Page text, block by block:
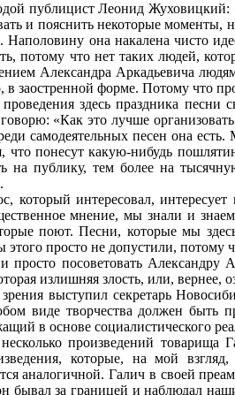
публицист Леонид Жуховицкий:
и пояснить некоторые моменты,
Наполовину она накалена чисто
потому что нет таких людей,
Александра Аркадьевича
форме. Потому что
здесь праздника песни
«Как это лучше
самодеятельных песен она
что понесут какую-нибудь
на публику, тем более на
который интересовал,
мнение, мы знали и
поют. Песни, которые мы
просто не допустили, потому
посоветовать Александру
излишняя злость, или, вернее,
выступил секретарь
виде творчества должен быть
в основе социалистического
произведений товарища
которые, на мой
аналогичной. Галич в своей
бывал за границей и наблюдал